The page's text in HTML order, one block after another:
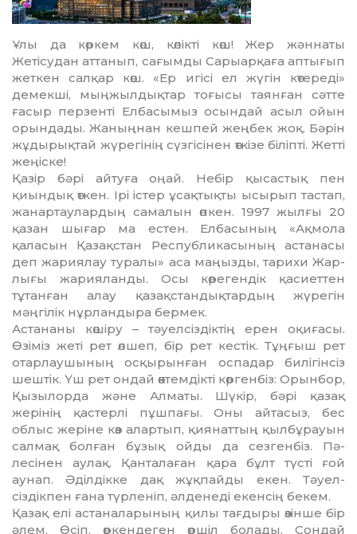
Ұлы да көркем көш, көлікті көш! Жер жәннаты
Жетісудан ат­танып, сағымды Сарыарқаға ап­тығып
жеткен салқар көш. «Ер игісі ел жүгін көтереді»
демекші, мыңжылдықтар тоғысы таянған сәтте
ғасыр перзенті Елбасымыз осындай асыл ойын
орындады. Жаныңнан кешпей жеңбек жоқ. Бәрін
жұдырықтай жүрегінің сүз­гісінен өткізе біліпті. Жетті
жеңіс­ке!
Қазір бәрі айтуға оңай. Небір қы­састық пен
қиындық өткен. Ірі істер ұсақтықты ысырып тас­тап,
жанартаулардың самалын өп­кен. 1997 жылғы 20
қазан шы­ғар ма естен. Елбасының «Ақ­мо­ла
қаласын Қазақстан Рес­пуб­ли­касының астанасы
деп жариялау ту­ралы» аса маңызды, тарихи Жар­­­­
лығы жарияланды. Осы кө­регендік қасиеттен
тұтанған алау қазақстандықтардың жүрегін
мәңгілік нұрландыра бермек.
Астананы көшіру – тәуел­сіз­діктің ерен оқиғасы.
Өзіміз жеті рет өлшеп, бір рет кестік. Тұң­ғыш рет
отарлаушының осқы­рын­ған оспадар билігінсіз
шеш­тік. Үш рет ондай өктемдікті көр­­­генбіз: Орынбор,
Қызылорда және Ал­маты. Шүкір, бәрі қазақ
жерінің қас­­терлі пұшпағы. Оны айтасыз, бес
облыс жеріне көз алартып, қия­наттың қылбұрауын
салмақ бол­ған бұзық ойды да сезгенбіз. Пә­
лесінен аулақ. Қанталаған қа­ра бұлт түсті ғой
аунап. Әділ­дік­ке дақ жұқпайды екен. Тәуел­
сіздікпен ғана түрленіп, әлденеді екенсің бекем.
Қазақ елі астаналарының қи­лы тағдыры өзінше бір
әлем. Өсіп, өркендеген өршіл болады. Сон­дай